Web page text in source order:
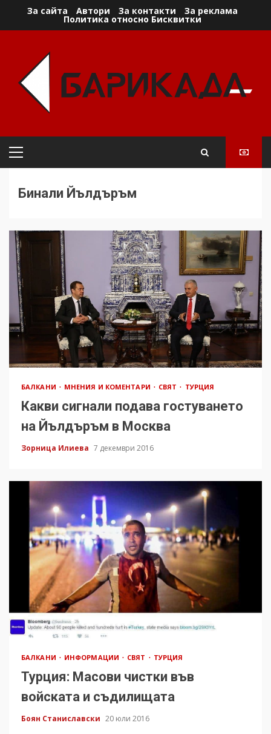
За сайта Автори За контакти За реклама
Политика относно Бисквитки
Primary
Бинали Йълдъръм
БАЛКАНИ МНЕНИЯ И КОМЕНТАРИ СВЯТ ТУРЦИЯ
Какви сигнали подава гостуването
на Йълдъръм в Москва
Зорница Илиева 7 декември 2016
БАЛКАНИ ИНФОРМАЦИИ СВЯТ ТУРЦИЯ
Турция: Mасови чистки във
войската и съдилищата
Боян Станиславски 20 юли 2016